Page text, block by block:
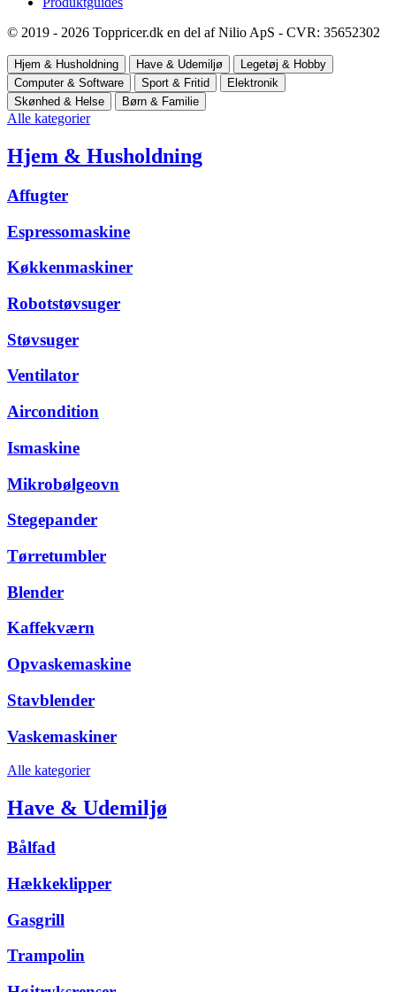
© 2019 - 2026 Toppricer.dk en del af Nilio ApS - CVR: 35652302
Hjem & Husholdning Have & Udemiljø
Legetøj & Hobby
Computer & Software
Sport & Fritid
Elektronik
Skønhed & Helse
Børn & Familie
Alle kategorier
Hjem & Husholdning
Affugter
Espressomaskine
Køkkenmaskiner
Robotstøvsuger
Støvsuger
Ventilator
Aircondition
Ismaskine
Mikrobølgeovn
Stegepander
Tørretumbler
Blender
Kaffekværn
Opvaskemaskine
Stavblender
Vaskemaskiner
Alle kategorier
Have & Udemiljø
Bålfad
Hækkeklipper
Gasgrill
Trampolin